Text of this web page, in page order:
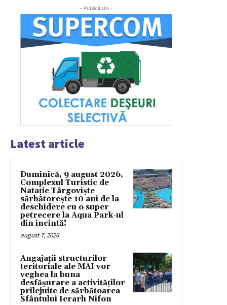
- Publicitate -
Latest article
Duminică, 9 august 2026,
Complexul Turistic de
Natație Târgoviște
sărbătorește 10 ani de la
deschidere cu o super
petrecere la Aqua Park-ul
din incintă!
august 7, 2026
Angajații structurilor
teritoriale ale MAI vor
veghea la buna
desfășurare a activităților
prilejuite de sărbătoarea
Sfântului Ierarh Nifon